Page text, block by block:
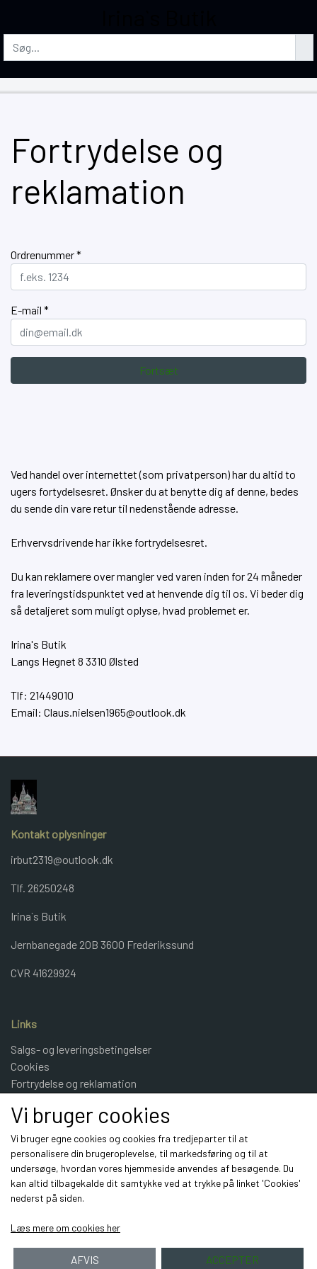
Fortrydelse og
reklamation
Ordrenummer *
E-mail *
Fortsæt
Ved handel over internettet (som privatperson) har du altid to
ugers fortydelsesret. Ønsker du at benytte dig af denne, bedes
du sende din vare retur til nedenstående adresse.
Erhvervsdrivende har ikke fortrydelsesret.
Du kan reklamere over mangler ved varen inden for 24 måneder
fra leveringstidspunktet ved at henvende dig til os. Vi beder dig
så detaljeret som muligt oplyse, hvad problemet er.
Irina's Butik
Langs Hegnet 8 3310 Ølsted
Tlf: 21449010
Email: Claus.nielsen1965@outlook.dk
Kontakt oplysninger
irbut2319@outlook.dk
Tlf. 26250248
Irina`s Butik
Jernbanegade 20B 3600 Frederikssund
CVR 41629924
Links
Salgs- og leveringsbetingelser
Cookies
Fortrydelse og reklamation
Om os
Sociale medier
Vi bruger cookies
Vi bruger egne cookies og cookies fra tredjeparter til at
personalisere din brugeroplevelse, til markedsføring og til at
undersøge, hvordan vores hjemmeside anvendes af besøgende. Du
kan altid tilbagekalde dit samtykke ved at trykke på linket 'Cookies'
nederst på siden.
Læs mere om cookies her
AFVIS ACCEPTER